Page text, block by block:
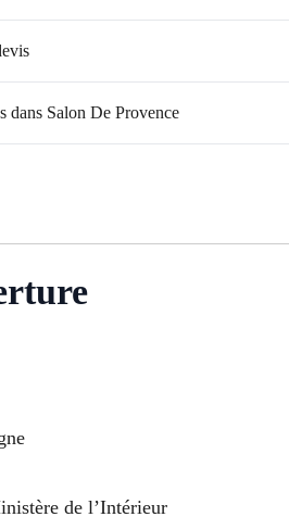
dans Salon De Provence
de l’Intérieur